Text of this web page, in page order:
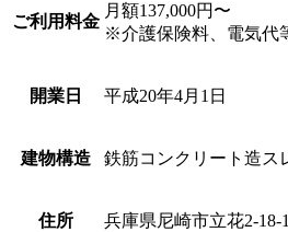
ご利用料金
月額137,000円〜
※介護保険料、電気代
開業日 平成20年4月1日
建物構造 鉄筋コンクリート造ス
住所 兵庫県尼崎市立花2-18-